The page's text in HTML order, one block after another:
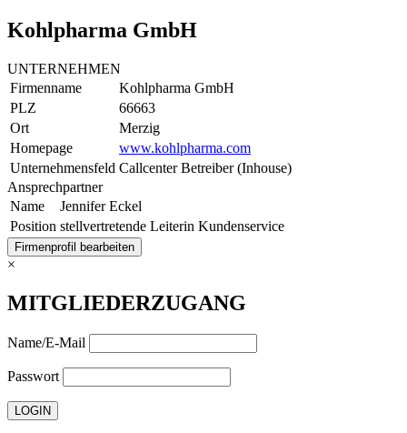
Kohlpharma GmbH
UNTERNEHMEN
Firmenname
Kohlpharma GmbH
PLZ
66663
Ort
Merzig
Homepage
www.kohlpharma.com
Unternehmensfeld Callcenter Betreiber (Inhouse)
Ansprechpartner
Name
Jennifer Eckel
Position stellvertretende Leiterin Kundenservice
Firmenprofil bearbeiten
×
MITGLIEDERZUGANG
Name/E-Mail
Passwort